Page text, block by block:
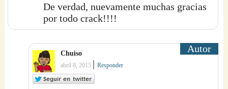
De verdad, nuevamente muchas gracias
por todo crack!!!!
Chuiso
abril 8, 2015 |Responder